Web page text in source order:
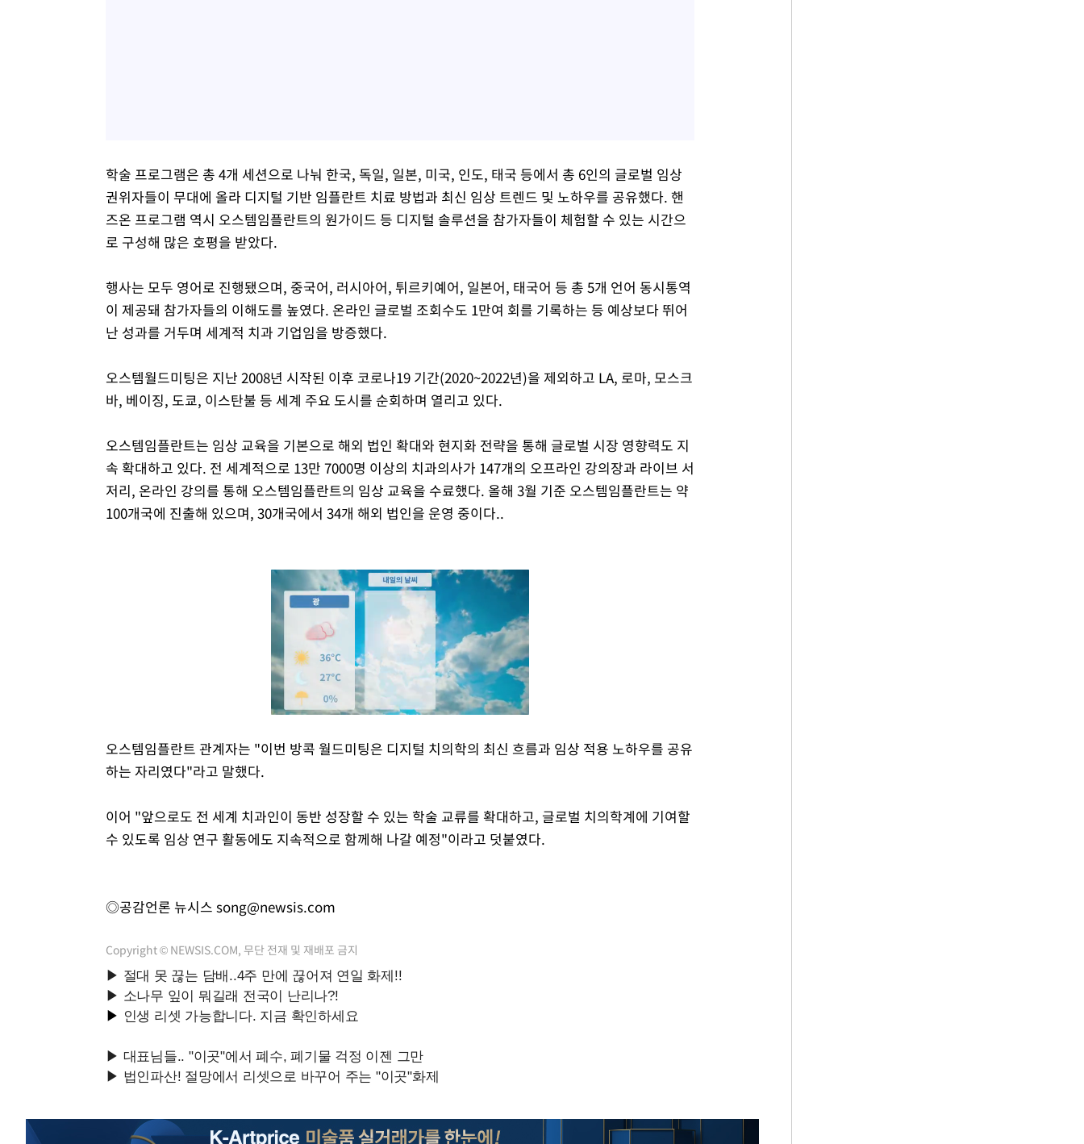
학술 프로그램은 총 4개 세션으로 나눠 한국, 독일, 일본, 미국, 인도, 태국 등에서 총 6인의 글로벌 임상
권위자들이 무대에 올라 디지털 기반 임플란트 치료 방법과 최신 임상 트렌드 및 노하우를 공유했다. 핸
즈온 프로그램 역시 오스템임플란트의 원가이드 등 디지털 솔루션을 참가자들이 체험할 수 있는 시간으
로 구성해 많은 호평을 받았다.
행사는 모두 영어로 진행됐으며, 중국어, 러시아어, 튀르키예어, 일본어, 태국어 등 총 5개 언어 동시통역
이 제공돼 참가자들의 이해도를 높였다. 온라인 글로벌 조회수도 1만여 회를 기록하는 등 예상보다 뛰어
난 성과를 거두며 세계적 치과 기업임을 방증했다.
오스템월드미팅은 지난 2008년 시작된 이후 코로나19 기간(2020~2022년)을 제외하고 LA, 로마, 모스크
바, 베이징, 도쿄, 이스탄불 등 세계 주요 도시를 순회하며 열리고 있다.
오스템임플란트는 임상 교육을 기본으로 해외 법인 확대와 현지화 전략을 통해 글로벌 시장 영향력도 지
속 확대하고 있다. 전 세계적으로 13만 7000명 이상의 치과의사가 147개의 오프라인 강의장과 라이브 서
저리, 온라인 강의를 통해 오스템임플란트의 임상 교육을 수료했다. 올해 3월 기준 오스템임플란트는 약
100개국에 진출해 있으며, 30개국에서 34개 해외 법인을 운영 중이다..
오스템임플란트 관계자는 "이번 방콕 월드미팅은 디지털 치의학의 최신 흐름과 임상 적용 노하우를 공유
하는 자리였다"라고 말했다.
이어 "앞으로도 전 세계 치과인이 동반 성장할 수 있는 학술 교류를 확대하고, 글로벌 치의학계에 기여할
수 있도록 임상 연구 활동에도 지속적으로 함께해 나갈 예정"이라고 덧붙였다.
◎공감언론 뉴시스 song@newsis.com
Copyright © NEWSIS.COM, 무단 전재 및 재배포 금지